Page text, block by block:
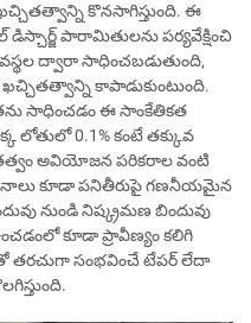
కొనసాగిస్తుంది. ఈ
పారామితులను పర్యవేక్షించి
ద్వారా సాధించబడుతుంది,
ఖచ్చితత్వాన్ని కాపాడుకుంటుంది.
సాధించడం ఈ సాంకేతికత
లోతులో 0.1% కంటే తక్కువ
అవియోజన పరికరాల వంటి
కూడా పనితీరుపై గణనీయమైన
నుండి నిష్క్రమణ బిందువు
కూడా ప్రావీణ్యం కలిగి
తరచుగా సంభవించే టేపర్ లేదా